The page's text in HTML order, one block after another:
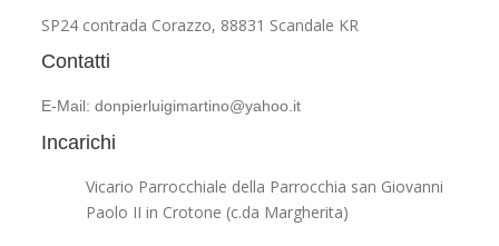
SP24 contrada Corazzo, 88831 Scandale KR
Contatti
E-Mail: donpierluigimartino@yahoo.it
Incarichi
Vicario Parrocchiale della Parrocchia san Giovanni
Paolo II in Crotone (c.da Margherita)